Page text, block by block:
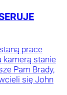
prace
kamerą stanie
Pam Brady,
się John